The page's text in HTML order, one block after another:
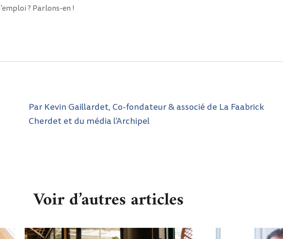
? Parlons-en !
Par Kevin Gaillardet, Co-fondateur & associé de La Faabrick
Cherdet et du média l’Archipel
Voir d’autres articles